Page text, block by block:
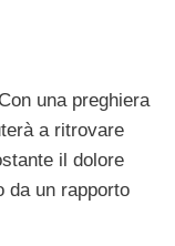
Con una preghiera
a ritrovare
il dolore
da un rapporto